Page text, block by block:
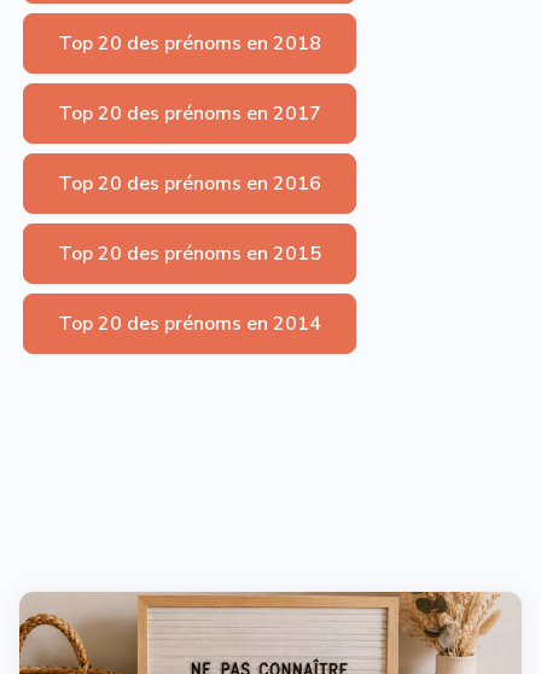
Top 20 des prénoms en 2018
Top 20 des prénoms en 2017
Top 20 des prénoms en 2016
Top 20 des prénoms en 2015
Top 20 des prénoms en 2014